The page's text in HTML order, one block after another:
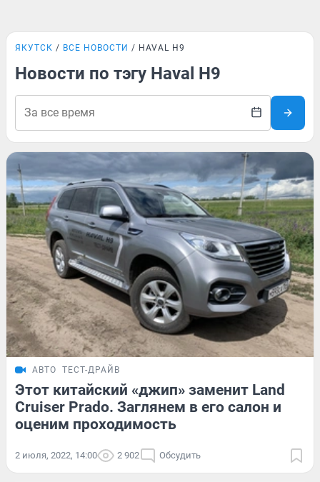
ЯКУТСК ВСЕ НОВОСТИ HAVAL H9
Новости по тэгу Haval H9
АВТО ТЕСТ-ДРАЙВ
Этот китайский «джип» заменит Land
Cruiser Prado. Заглянем в его салон и
оценим проходимость
2 июля, 2022, 14:00 2 902 Обсудить